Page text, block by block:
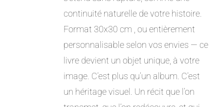
continuité naturelle de votre histoire.
Format 30x30 cm , ou entièrement
personnalisable selon vos envies — ce
livre devient un objet unique, à votre
image. C’est plus qu’un album. C’est
un héritage visuel. Un récit que l’on